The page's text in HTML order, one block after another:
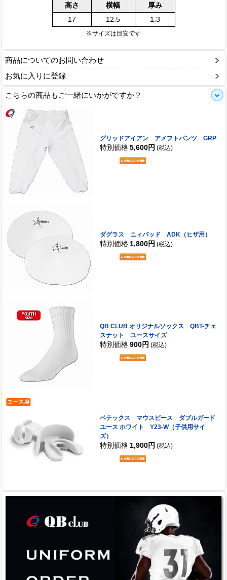
高さ 横幅
厚み
17
12.5 1.3
※サイズは目安です
商品についてのお問い合わせ
お気に入りに登録
こちらの商品もご一緒にいかがですか？
グリッドアイアン アメフトパンツ GRP
特別価格 5,600円 (税込)
ダグラス ニィパッド ADK（ヒザ用）
特別価格 1,800円 (税込)
QB CLUB オリジナルソックス QBT-チェ
スナット ユースサイズ
特別価格 900円 (税込)
ベテックス マウスピース ダブルガード
ユース ホワイト Y23-W（子供用サイ
ズ）
特別価格 1,900円 (税込)